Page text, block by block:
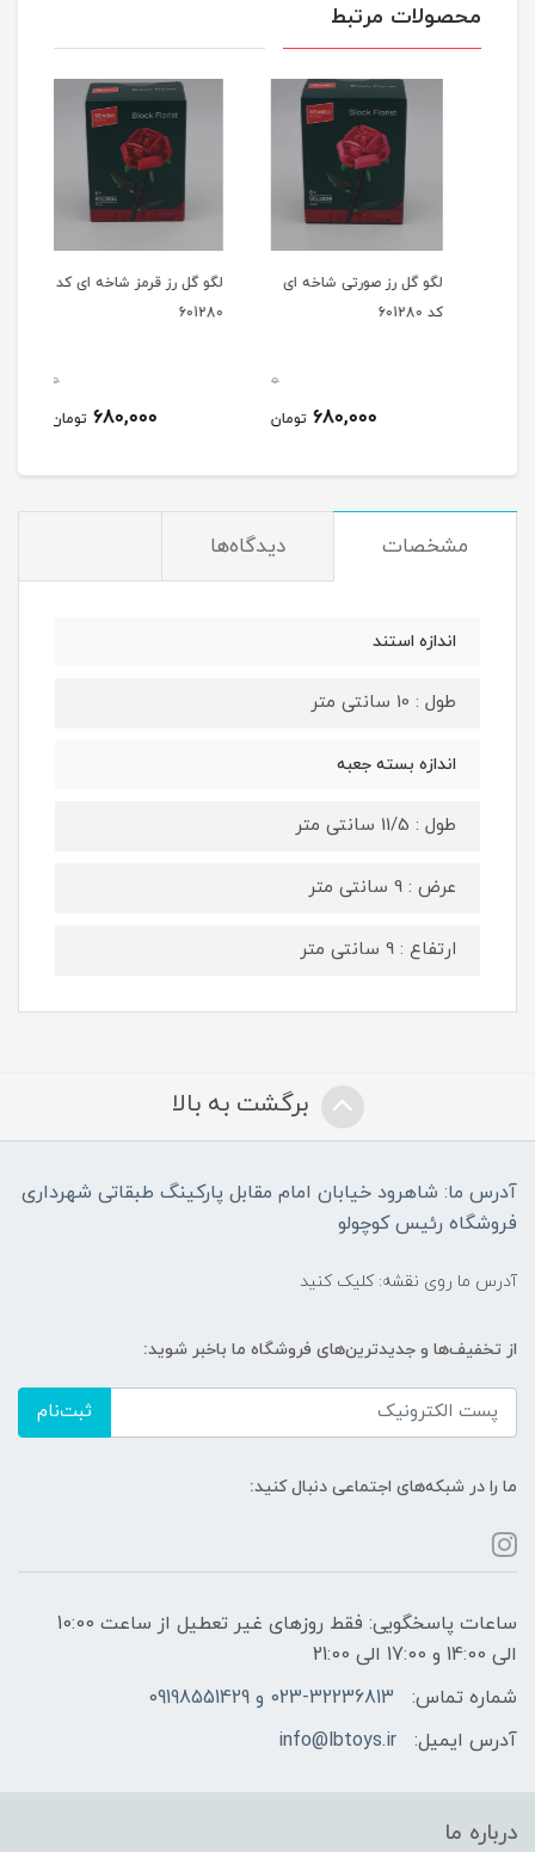
محصولات مرتبط
لگو گل رز صورتی شاخه ای
680,000 تومان
لگو گل رز قرمز شاخه ای کد
601280
680,000 تومان
مشخصات دیدگاه‌ها
اندازه استند
طول : 10 سانتی متر
اندازه بسته جعبه
طول : 11/5 سانتی متر
عرض : 9 سانتی متر
ارتفاع : 9 سانتی متر
برگشت به بالا
آدرس ما: شاهرود خیابان امام مقابل پارکینگ طبقاتی شهرداری
فروشگاه رئیس کوچولو
آدرس ما روی نقشه: کلیک کنید
از تخفیف‌ها و جدیدترین‌های فروشگاه ما باخبر شوید:
ثبت‌نام
ما را در شبکه‌های اجتماعی دنبال کنید:
ساعات پاسخگویی: فقط روزهای غیر تعطیل از ساعت 10:00
الی 14:00 و 17:00 الی 21:00
شماره تماس:
023-32236813 و 09198551429
آدرس ایمیل:
info@lbtoys.ir
درباره ما